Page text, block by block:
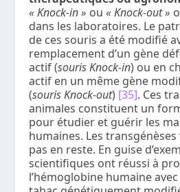
« Knock-in » ou« Knock-out »
dans les laboratoires. Le
de ces souris a été modifié
remplacement d’un gène
actif (souris Knock-in) ou en
actif en un même gène
(souris Knock-out) [35]. Ces
animales constituent un
pour étudier et guérir les
humaines. Les
pas en reste. En guise
scientifiques ont réussi à
l’hémoglobine humaine